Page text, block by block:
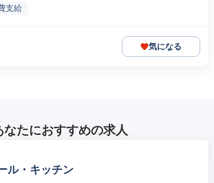
支給
気になる
なたにおすすめの求人
ル・キッチン